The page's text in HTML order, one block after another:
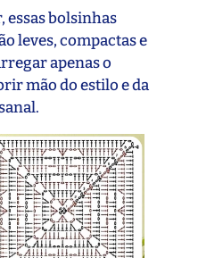
essas bolsinhas
leves, compactas e
apenas o
mão do estilo e da